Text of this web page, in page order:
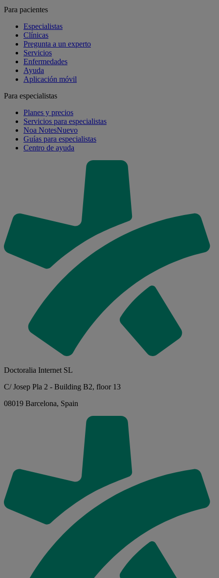
Para pacientes
Especialistas
Clínicas
Pregunta a un experto
Servicios
Enfermedades
Ayuda
Aplicación móvil
Para especialistas
Planes y precios
Servicios para especialistas
Noa NotesNuevo
Guías para especialistas
Centro de ayuda
Doctoralia Internet SL
C/ Josep Pla 2 - Building B2, floor 13
08019 Barcelona, Spain